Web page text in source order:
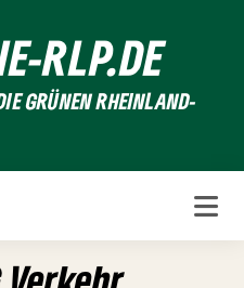
RLP.DE
GRÜNEN RHEINLAND-